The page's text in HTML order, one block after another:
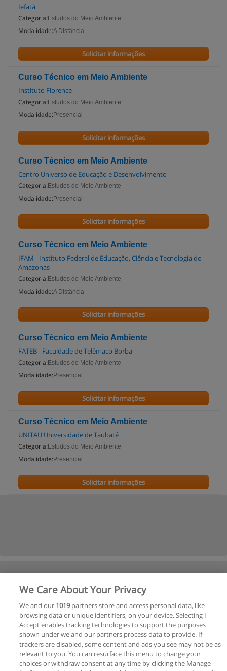
Iefatá
Categoria: Estudos do Meio Ambiente
Modalidade:A Distância
Solicitar informações
Curso Técnico em Meio Ambiente
Instituto Florence
Categoria: Estudos do Meio Ambiente
Modalidade: Presencial
Solicitar informações
Curso Técnico em Meio Ambiente
Centro Universo de Educação e Desenvolvimento
Categoria: Estudos do Meio Ambiente
Modalidade: Presencial
Solicitar informações
Curso Técnico em Meio Ambiente
IFAM - Instituto Federal de Educação, Ciência e Tecnologia do
Amazonas
Categoria: Estudos do Meio Ambiente
Modalidade:A Distância
Solicitar informações
Curso Técnico em Meio Ambiente
FATEB - Faculdade de Telêmaco Borba
Categoria: Estudos do Meio Ambiente
Modalidade: Presencial
Solicitar informações
Curso Técnico em Meio Ambiente
UNITAU Universidade de Taubaté
Categoria: Estudos do Meio Ambiente
Modalidade: Presencial
Solicitar informações
We Care About Your Privacy
We and our 1019partners store and access personal data, like
browsing data or unique identifiers, on your device. Selecting I
Accept enables tracking technologies to support the purposes
shown under we and our partners process data to provide. If
trackers are disabled, some content and ads you see may not be as
relevant to you. You can resurface this menu to change your
choices or withdraw consent at any time by clicking the Manage